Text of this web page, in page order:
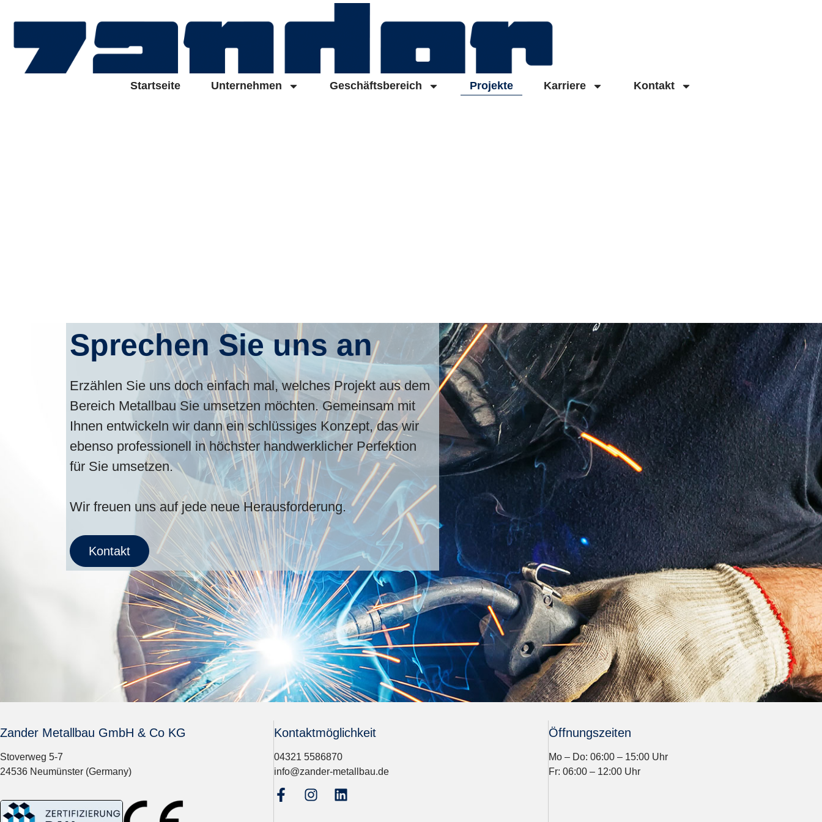
Startseite Unternehmen Geschäftsbereich Projekte Karriere Kontakt
Sprechen Sie uns an
Erzählen Sie uns doch einfach mal, welches Projekt aus dem
Bereich Metallbau Sie umsetzen möchten. Gemeinsam mit
Ihnen entwickeln wir dann ein schlüssiges Konzept, das wir
ebenso professionell in höchster handwerklicher Perfektion
für Sie umsetzen.
Wir freuen uns auf jede neue Herausforderung.
Kontakt
Zander Metallbau GmbH & Co KG
Stoverweg 5-7
24536 Neumünster (Germany)
Kontaktmöglichkeit
04321 5586870
info@zander-metallbau.de
Öffnungszeiten
Mo – Do: 06:00 – 15:00 Uhr
Fr: 06:00 – 12:00 Uhr